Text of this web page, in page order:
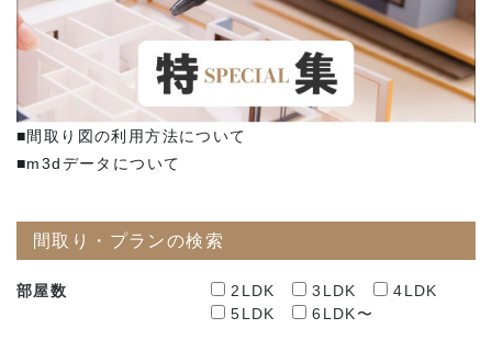
■間取り図の利用方法について
■m3dデータについて
間取り・プランの検索
部屋数 2LDK 3LDK
4LDK
5LDK
6LDK〜